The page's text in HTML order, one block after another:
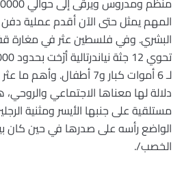
المهم يمثل حتى الآن أقدم عملية دفن
البشري. وفي فلسطين عثر في مغارة
لـ 6 أموات كبار و7 أطفال.
دلالة لها معناها الاجتماعي
مستلقية على جنبها الأيسر ومثنية
الواضع رأسه على صدرها في حين كان
الخصب/.